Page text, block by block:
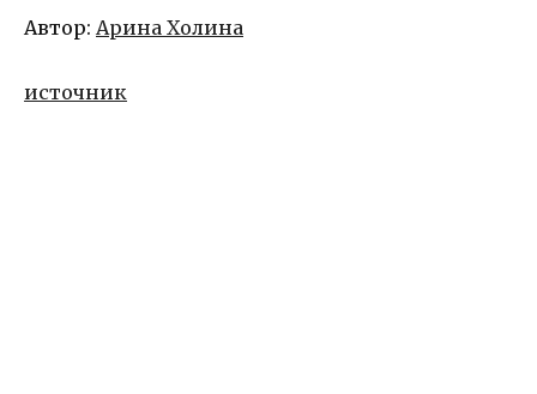
Автор: Арина Холина
источник